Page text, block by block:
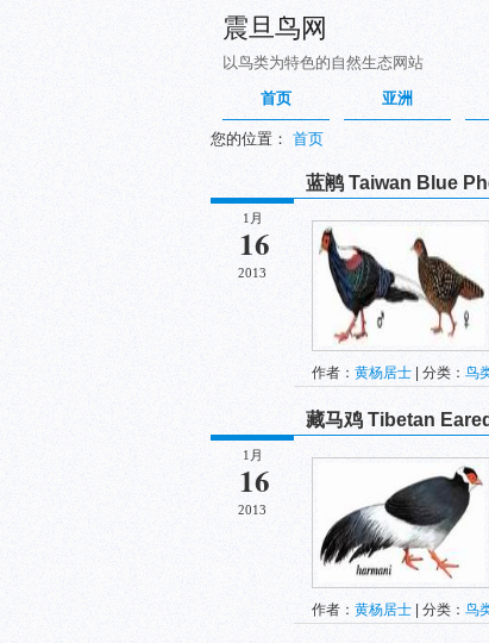
震旦鸟网
以鸟类为特色的自然生态网站
首页 亚洲
您的位置： 首页
1月
16
2013
蓝鹇 Taiwan Blue
作者： 黄杨居士 | 分类： 鸟
1月
16
2013
藏马鸡 Tibetan
作者： 黄杨居士 | 分类： 鸟